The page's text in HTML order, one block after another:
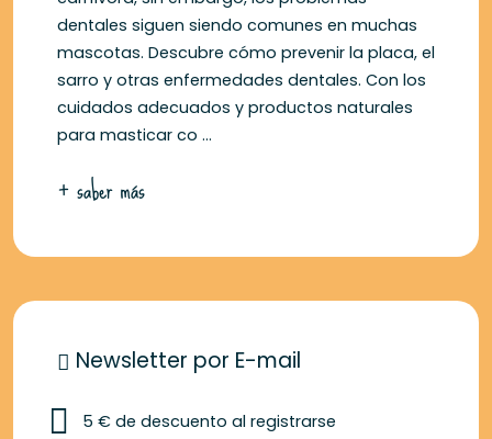
dentales siguen siendo comunes en muchas
mascotas. Descubre cómo prevenir la placa, el
sarro y otras enfermedades dentales. Con los
cuidados adecuados y productos naturales
para masticar co ...
+ saber más
Newsletter por E-mail
5 € de descuento al registrarse